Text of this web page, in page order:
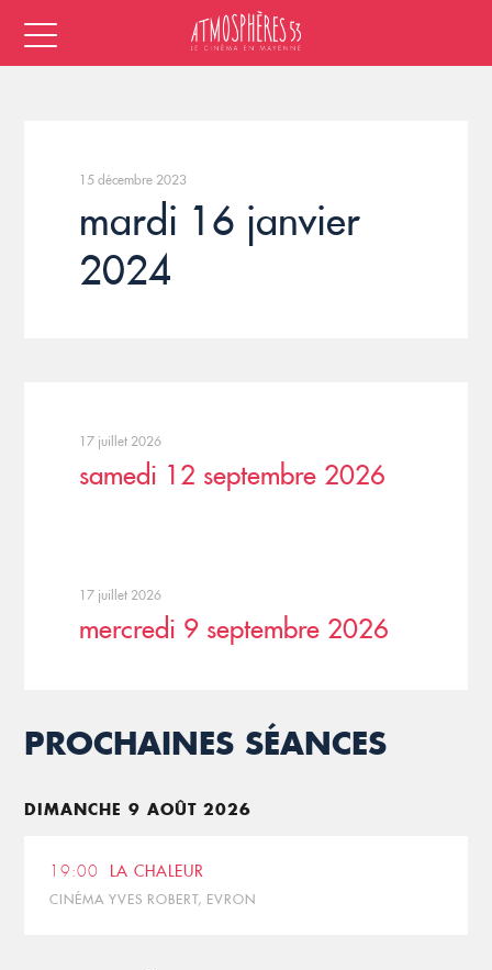
15 décembre 2023
mardi 16 janvier
2024
17 juillet 2026
samedi 12 septembre 2026
17 juillet 2026
mercredi 9 septembre 2026
PROCHAINES SÉANCES
DIMANCHE 9 AOÛT 2026
19:00 LA CHALEUR
CINÉMA YVES ROBERT, EVRON